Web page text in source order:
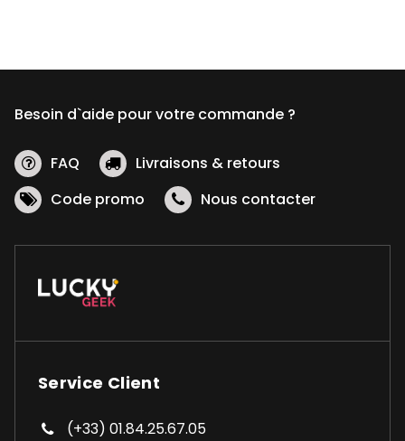
Besoin d`aide pour votre commande ?
FAQ
Livraisons & retours
Code promo
Nous contacter
Service Client
(+33) 01.84.25.67.05